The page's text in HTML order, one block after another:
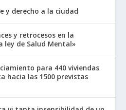
y derecho a la ciudad
y retrocesos en la
ley de Salud Mental»
para 440 viviendas
hacia las 1500 previstas